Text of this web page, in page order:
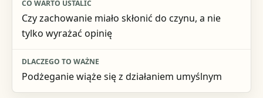
Czy zachowanie miało skłonić do czynu, a nie
tylko wyrażać opinię
Podżeganie wiąże się z działaniem umyślnym